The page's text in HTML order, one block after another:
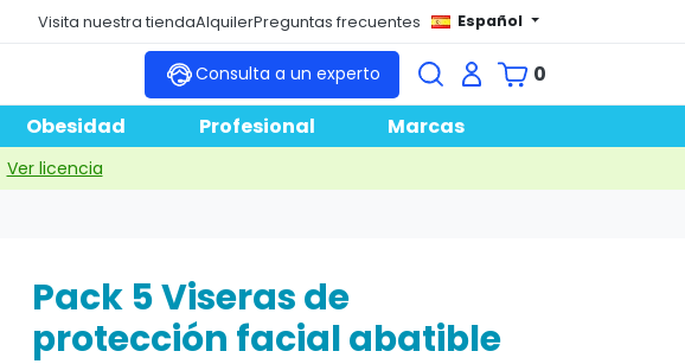
Visita nuestra tiendaAlquilerPreguntas frecuentes Español
Consulta a un experto
0
Obesidad Profesional Marcas
Ver licencia
Pack 5 Viseras de
protección facial abatible